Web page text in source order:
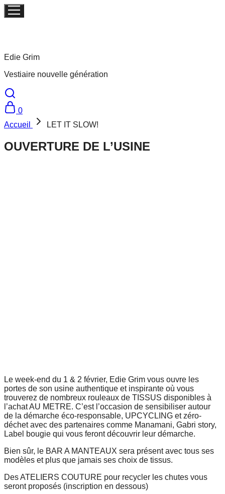
Edie Grim
Vestiaire nouvelle génération
0
Accueil
LET IT SLOW!
OUVERTURE DE L’USINE
Le week-end du 1 & 2 février, Edie Grim vous ouvre les
portes de son usine authentique et inspirante où vous
trouverez de nombreux rouleaux de TISSUS disponibles à
l’achat AU METRE. C’est l’occasion de sensibiliser autour
de la démarche éco-responsable, UPCYCLING et zéro-
déchet avec des partenaires comme Manamani, Gabri story,
Label bougie qui vous feront découvrir leur démarche.
Bien sûr, le BAR A MANTEAUX sera présent avec tous ses
modèles et plus que jamais ses choix de tissus.
Des ATELIERS COUTURE pour recycler les chutes vous
seront proposés (inscription en dessous)